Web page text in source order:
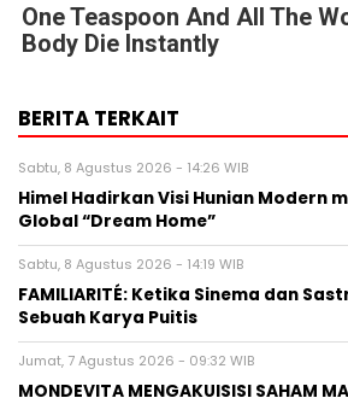
One Teaspoon And All The
Body Die Instantly
BERITA TERKAIT
Sabtu, 8 Agustus 2026 - 14:26 WIB
Himel Hadirkan Visi Hunian Modern
Global “Dream Home”
Sabtu, 8 Agustus 2026 - 14:19 WIB
FAMILIARITÉ: Ketika Sinema dan
Sebuah Karya Puitis
Jumat, 7 Agustus 2026 - 09:32 WIB
MONDEVITA MENGAKUISISI SAHAM